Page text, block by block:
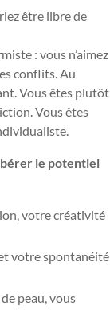
être libre de
: vous n’aimez
conflits. Au
Vous êtes plutôt
Vous êtes
le potentiel
votre créativité
votre spontanéité
peau, vous